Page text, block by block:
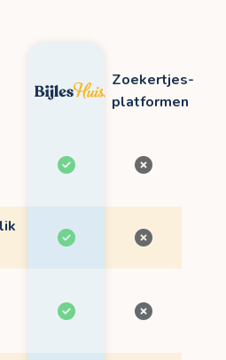
Zoekertjes-
platformen